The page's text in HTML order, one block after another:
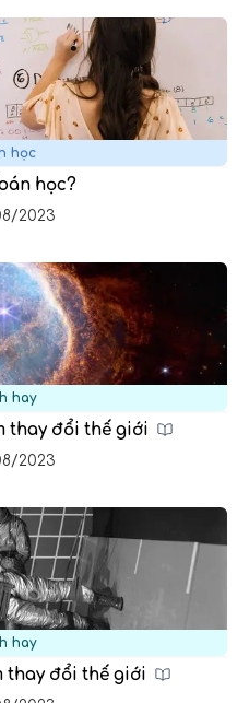
học
học?
2023
hay
thay đổi thế giới
2023
hay
thay đổi thế giới